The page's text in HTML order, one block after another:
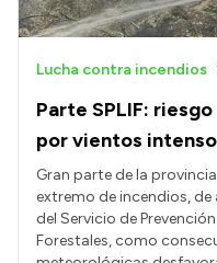
Compras y licitaciones
Consulta de
Convocatorias
Intranet
Login
Parte SPLIF:
por vientos
Lucha contra incendios
Gran parte de la
extremo de incendios,
del Servicio de
Forestales, como